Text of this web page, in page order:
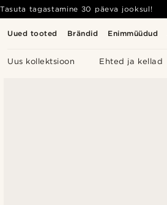
Uued tooted Brändid Enimmüüdud
Uus kollektsioon Ehted ja kellad
Tasuta tagastamine 30 päeva jooksul!